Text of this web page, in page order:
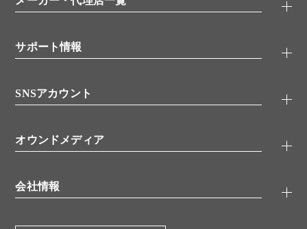
学会・展示スケジュール
抗体
シグナル伝達
糖類／レクチン
分子生物
バイオメディカル(環境・食品)
機器・消耗品
代理店
サポート情報
アプリケーションノート
書類ダウンロード
SNSアカウント
YouTube
オウンドメディア
会社情報